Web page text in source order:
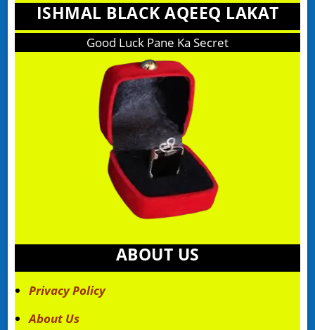
ISHMAL BLACK AQEEQ LAKAT
Good Luck Pane Ka Secret
ABOUT US
Privacy Policy
About Us